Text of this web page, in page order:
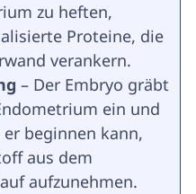
zu heften,
Proteine, die
verankern.
– Der Embryo gräbt
ein und
beginnen kann,
aus dem
aufzunehmen.